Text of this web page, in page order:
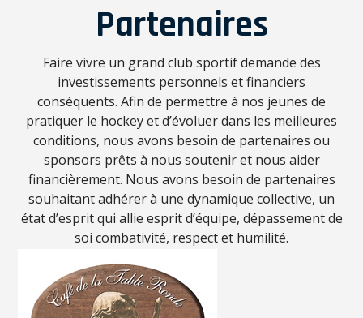
Partenaires
Faire vivre un grand club sportif demande des
investissements personnels et financiers
conséquents. Afin de permettre à nos jeunes de
pratiquer le hockey et d’évoluer dans les meilleures
conditions, nous avons besoin de partenaires ou
sponsors prêts à nous soutenir et nous aider
financièrement. Nous avons besoin de partenaires
souhaitant adhérer à une dynamique collective, un
état d’esprit qui allie esprit d’équipe, dépassement de
soi combativité, respect et humilité.